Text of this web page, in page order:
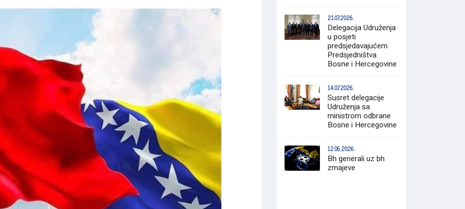
21.07.2026.
Delegacija Udruženja
u posjeti
predsjedavajućem
Predsjedništva
Bosne i Hercegovine
14.07.2026.
Susret delegacije
Udruženja sa
ministrom odbrane
Bosne i Hercegovine
12.06.2026.
Bh generali uz bh
zmajeve